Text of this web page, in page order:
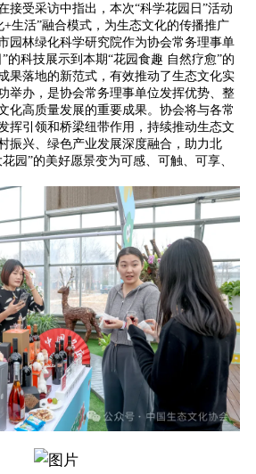
受采访中指出，本次“科学花园日”活动
生活”融合模式，为生态文化的传播推广
园林绿化科学研究院作为协会常务理事单
的科技展示到本期“花园食趣 自然疗愈”的
果落地的新范式，有效推动了生态文化实
举办，是协会常务理事单位发挥优势、整
化高质量发展的重要成果。协会将与各常
挥引领和桥梁纽带作用，持续推动生态文
振兴、绿色产业发展深度融合，助力北
园”的美好愿景变为可感、可触、可享、